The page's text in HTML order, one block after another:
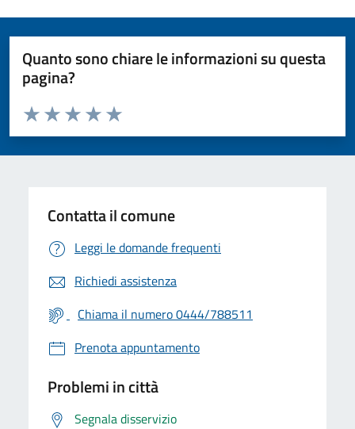
Quanto sono chiare le informazioni su questa
pagina?
Valuta da 1 a 5 stelle la pagina
Valuta 5 stelle su 5
Valuta 4 stelle su 5
Valuta 3 stelle su 5
Valuta 2 stelle su 5
Valuta 1 stelle su 5
Contatta il comune
Leggi le domande frequenti
Richiedi assistenza
Chiama il numero 0444/788511
Prenota appuntamento
Problemi in città
Segnala disservizio